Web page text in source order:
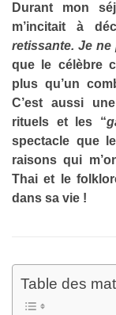
Durant mon
m’incitait à
retissante. Je ne
que le célèbre
plus qu’un
C’est aussi
rituels et les “
spectacle que
raisons qui
Thai et le
dans sa vie !
Table des